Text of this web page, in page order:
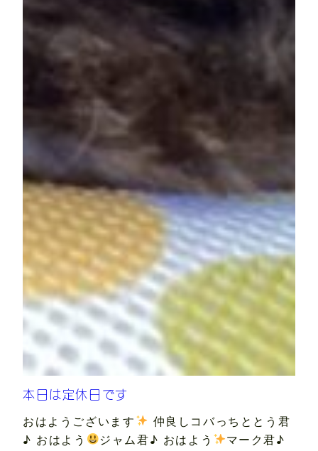
本日は定休日です
おはようございます
仲良しコバっちととう君
♪ おはよう
ジャム君♪ おはよう
マーク君♪